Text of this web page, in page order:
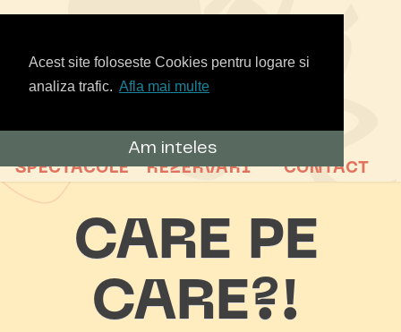
Acest site foloseste Cookies pentru logare si
analiza trafic. Afla mai multe
Am inteles
SPECTACOLE REZERVARI CONTACT
CARE PE
CARE?!